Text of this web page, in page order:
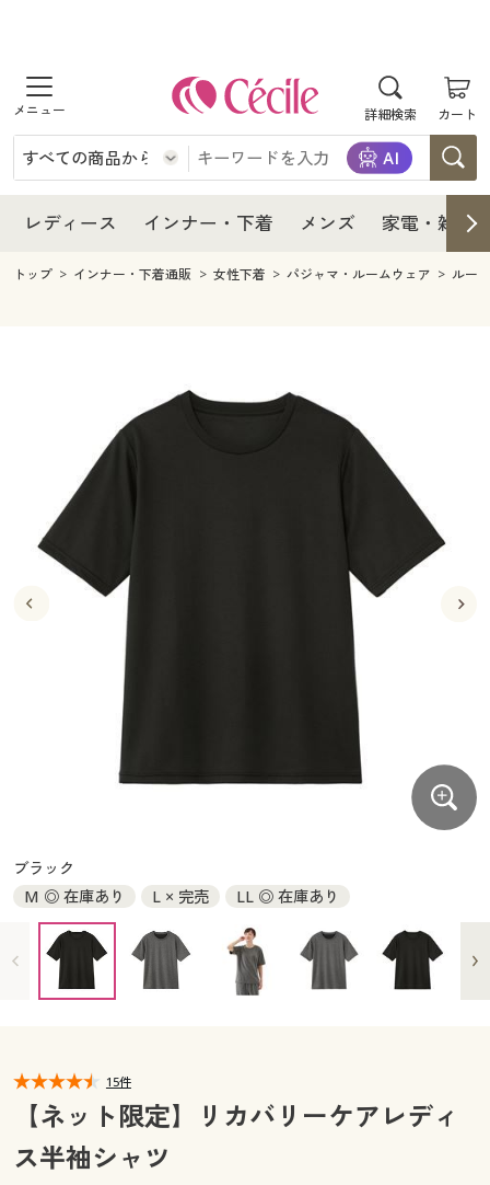
詳細検索 カート
商品を探す
レディース
レディースファッション
インナー・下着
インナー・下着通販すべて
ジュニア・ティーンズ下着
メンズ
メンズ下着
キッチン・雑貨・日用品
寝具・インテリア・家具
寝具・インテリア・家具通販すべて
家具・収納
寝具・ベッド
カーテン・ラグ・ファブリック
美容・健康
美容・健康通販すべて
美容・健康・サプリメント
制服・スクール
制服・スクールすべて
ジュニア・ティーンズ下着
大きいサイズ
大きいサイズ通販すべて
大きいサイズ レディース服
大きいサイズ レディース下着
大きいサイズ 事務・制服
バーゲンセール
シークレットセール
商品カテゴリ一覧
カタログ・チラシからのご注文
デジタルカタログ
カタログ無料プレゼント
マイページ
閲覧履歴
レディース インナー・下着 メンズ 家電・雑貨
レディース
レディース通販すべて
レディースファッション
インナー・下着
インナー・下着通販すべて
メンズ
キッチン・雑貨・日用品
家具・収納
寝具・ベッド
カーテン・ラグ・ファブリック
美容・健康通販すべて
美容・健康・サプリメント
制服・スクール
制服・スクールすべて
制服・学生服
ジュニア・ティーンズ下着
大きいサイズ
大きいサイズ通販すべて
大きいサイズ レディース服
大きいサイズ レディース下着
大きいサイズ メンズ
バーゲン
バーゲンセール
シークレットセール
商品カテゴリ一覧
カタログ・チラシからのご注文
カタログ無料プレゼント
会員メニュー
閲覧履歴
お気に入り
トップ インナー・下着通販 女性下着 パジャマ・ルームウェア ルー
ブラック
M ◎ 在庫あり
L × 完売 LL ◎ 在庫あり
15件
【ネット限定】リカバリーケアレディ
ス半袖シャツ